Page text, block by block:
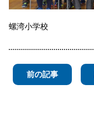
螺湾小学校
前の記事